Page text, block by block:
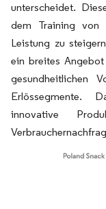
unterscheidet.
dem Training von
Leistung zu
ein breites
gesundheitlichen
Erlössegmente.
innovative